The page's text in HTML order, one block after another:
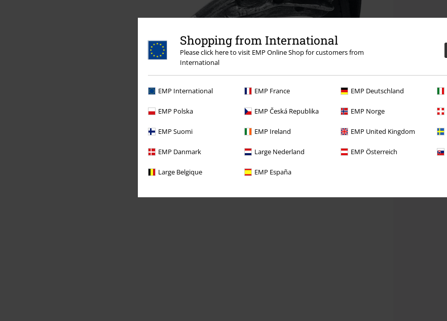
Shopping from International
Please click here to visit EMP Online Shop for customers from
International
EMP International EMP France EMP Deutschland
EMP Polska EMP Česká Republika EMP Norge
EMP Suomi EMP Ireland EMP United Kingdom
EMP Danmark Large Nederland EMP Österreich
Large Belgique EMP España